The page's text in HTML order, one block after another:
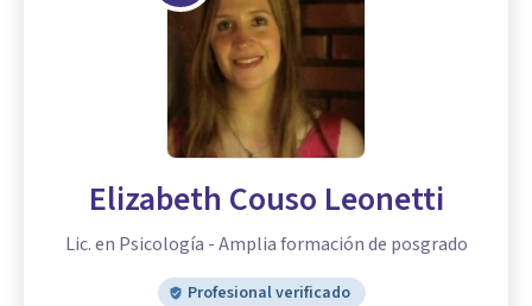
Elizabeth Couso Leonetti
Lic. en Psicología - Amplia formación de posgrado
Profesional verificado